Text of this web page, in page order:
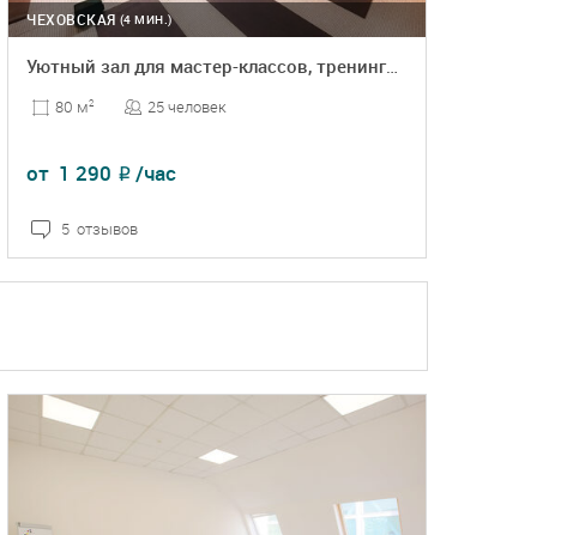
(4 МИН.)
ЧЕХОВСКАЯ
Уютный зал для мастер-классов, тренингов и спорта
80 м2 25 человек
от 1 290 ₽ /час
5 отзывов
ПОДРОБНЕЕ БРОНЬ